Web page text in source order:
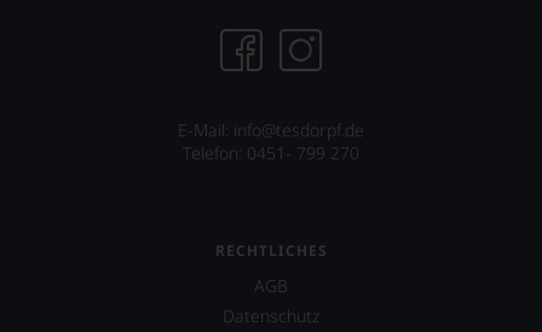
E-Mail: info@tesdorpf.de
Telefon: 0451- 799 270
RECHTLICHES
AGB
Datenschutz